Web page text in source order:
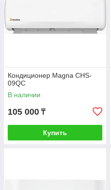
Кондиционер Magna CHS-
09QC
В наличии
105 000 ₸
Купить